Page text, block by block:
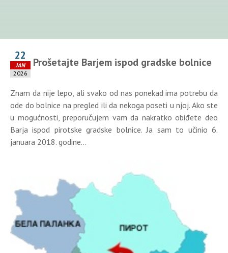
22
JAN
2026
Prošetajte Barjem ispod gradske bolnice
Znam da nije lepo, ali svako od nas ponekad ima potrebu da
ode do bolnice na pregled ili da nekoga poseti u njoj. Ako ste
u mogućnosti, preporučujem vam da nakratko obiđete deo
Barja ispod pirotske gradske bolnice. Ja sam to učinio 6.
januara 2018. godine...